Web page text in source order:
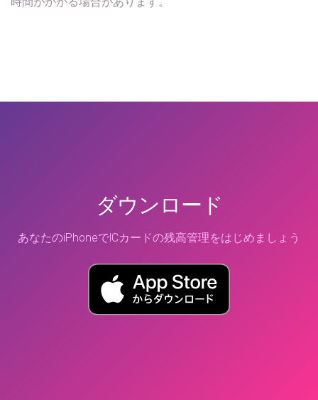
ダウンロード
あなたのiPhoneでICカードの残高管理をはじめましょう